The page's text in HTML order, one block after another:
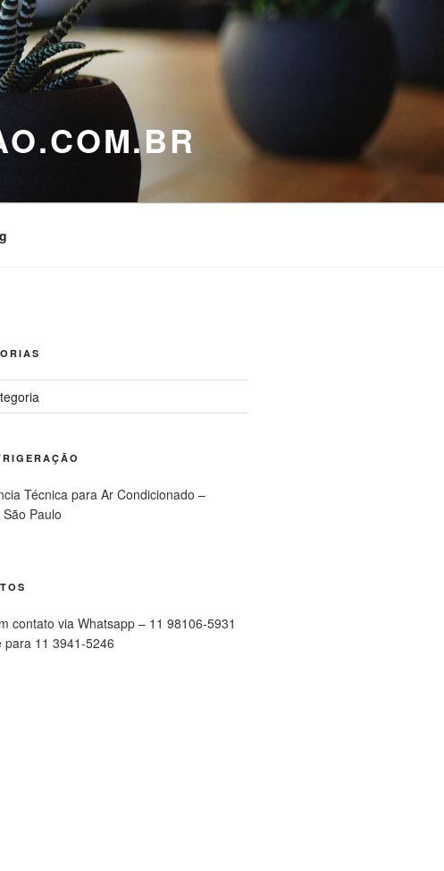
Técnica para Ar Condicionado –
Paulo
contato via Whatsapp – 11 98106-5931
para 11 3941-5246